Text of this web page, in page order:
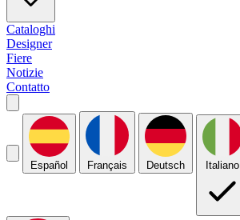
Cataloghi
Designer
Fiere
Notizie
Contatto
Español Français Deutsch Italiano